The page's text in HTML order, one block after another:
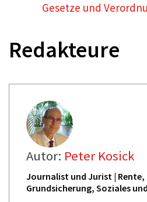
Gesetze und
Redakteure
Autor: Peter Kosick
Journalist und Jurist | Rente,
Grundsicherung, Soziales